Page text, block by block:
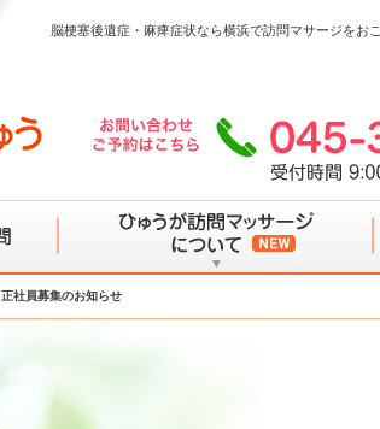
脳梗塞後遺症・麻痺症状なら横浜で訪問マサージをお
正社員募集のお知らせ